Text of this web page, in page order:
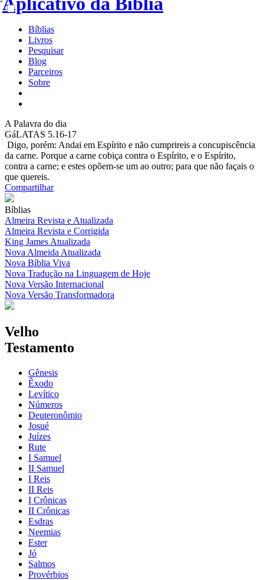
Bíblias
Livros
Pesquisar
Blog
Parceiros
Sobre
A Palavra do dia
GáLATAS 5.16-17
Digo, porém: Andai em Espírito e não cumprireis a concupiscência
da carne. Porque a carne cobiça contra o Espírito, e o Espírito,
contra a carne; e estes opõem-se um ao outro; para que não façais o
que quereis.
Compartilhar
Bíblias
Almeira Revista e Atualizada
Almeira Revista e Corrigida
King James Atualizada
Nova Almeida Atualizada
Nova Bíblia Viva
Nova Tradução na Linguagem de Hoje
Nova Versão Internacional
Nova Versão Transformadora
Velho
Testamento
Gênesis
Êxodo
Levítico
Números
Deuteronômio
Josué
Juízes
Rute
I Samuel
II Samuel
I Reis
II Reis
I Crônicas
II Crônicas
Esdras
Neemias
Ester
Jó
Salmos
Provérbios